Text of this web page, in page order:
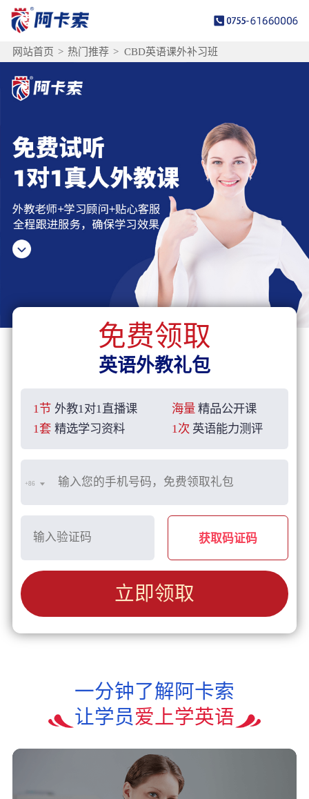
网站首页 > 热门推荐 > CBD英语课外补习班
免费领取
英语外教礼包
1节 外教1对1直播课 海量 精品公开课
1套 精选学习资料 1次 英语能力测评
+86
获取码证码
立即领取
一分钟了解阿卡索
让学员爱上学英语